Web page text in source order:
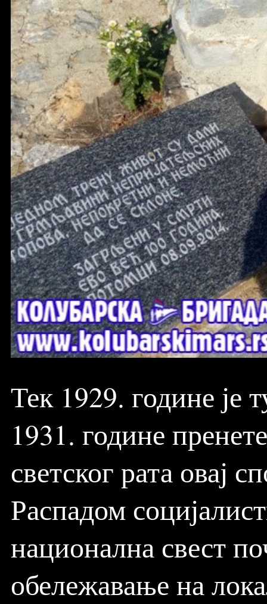
Тек 1929. године је
1931. године
светског рата овај
Распадом
национална свест
обележавање на